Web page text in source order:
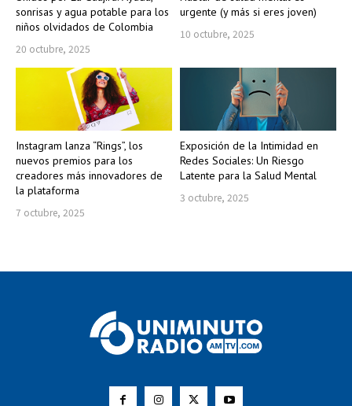
sonrisas y agua potable para los
niños olvidados de Colombia
20 octubre, 2025
urgente (y más si eres joven)
10 octubre, 2025
Instagram lanza “Rings”, los
nuevos premios para los
creadores más innovadores de
la plataforma
7 octubre, 2025
Exposición de la Intimidad en
Redes Sociales: Un Riesgo
Latente para la Salud Mental
3 octubre, 2025